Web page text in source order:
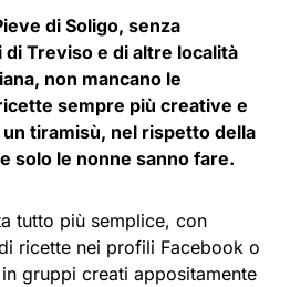
di Soligo, senza
Treviso e di altre località
non mancano le
sempre più creative e
tiramisù, nel rispetto della
solo le nonne sanno fare.
tutto più semplice, con
ricette nei profili Facebook o
gruppi creati appositamente